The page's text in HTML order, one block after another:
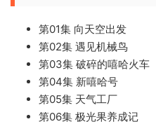
第01集 向天空出发
第02集 遇见机械鸟
第03集 破碎的嘻哈火车
第04集 新嘻哈号
第05集 天气工厂
第06集 极光果养成记